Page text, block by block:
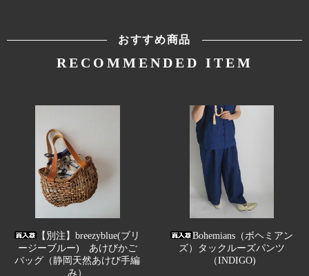
おすすめ商品
RECOMMENDED ITEM
【別注】breezyblue(ブリ
ージーブルー) あけびかご
バッグ（静岡天然あけび手編
み）
Bohemians（ボヘミアン
ズ）タックルーズパンツ
（INDIGO)